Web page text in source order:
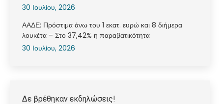
30 Ιουλίου, 2026
ΑΑΔΕ: Πρόστιμα άνω του 1 εκατ. ευρώ και 8 διήμερα
λουκέτα – Στο 37,42% η παραβατικότητα
30 Ιουλίου, 2026
Δε βρέθηκαν εκδηλώσεις!